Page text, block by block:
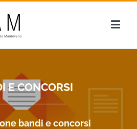
E CONCORSI
bandi e concorsi